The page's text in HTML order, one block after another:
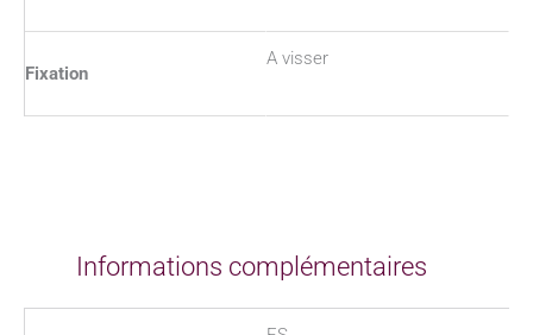
Fixation
A visser
Informations complémentaires